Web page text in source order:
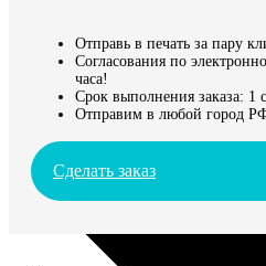
Отправь в печать за пару
Согласования по
часа!
Срок выполнения заказа: 1
Отправим в любой город
Сделать заказ